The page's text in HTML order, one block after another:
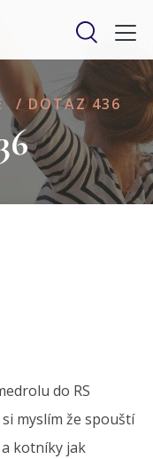
/ DOTAZ 436
do RS
myslím že spouští
kotníky jak